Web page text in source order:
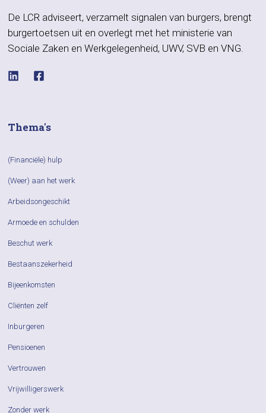
De LCR adviseert, verzamelt signalen van burgers, brengt
burgertoetsen uit en overlegt met het ministerie van
Sociale Zaken en Werkgelegenheid, UWV, SVB en VNG.
Thema's
(Financiële) hulp
(Weer) aan het werk
Arbeidsongeschikt
Armoede en schulden
Beschut werk
Bestaanszekerheid
Bijeenkomsten
Cliënten zelf
Inburgeren
Pensioenen
Vertrouwen
Vrijwilligerswerk
Zonder werk